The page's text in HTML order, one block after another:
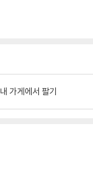
내 가게에서 팔기